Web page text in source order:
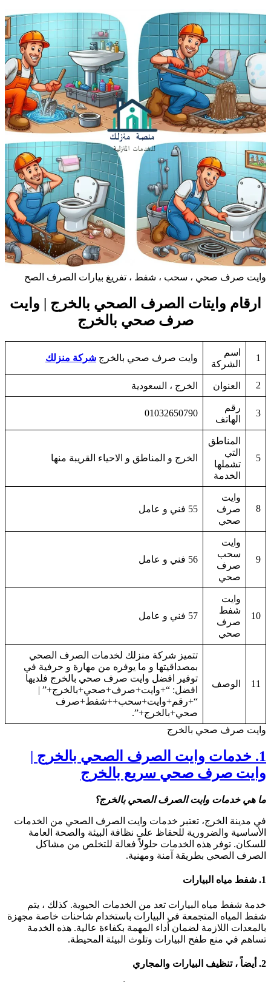
صرف صحي ، سحب ، شفط ، تفريغ بيارات الصرف الصح
ارقام وايتات الصرف الصحي بالخرج | وايت
صرف صحي بالخرج
اسم
الشركة
وايت صرف صحي بالخرجشركة منزلك
العنوان الخرج ، السعودية
رقم
الهاتف
01032650790
المناطق
التي
تشملها
الخدمة
الخرج و المناطق و الاحياء القريبة منها
وايت
صرف
صحي
55 فني و عامل
وايت
سحب
صرف
صحي
56 فني و عامل
10
وايت
شفط
صرف
صحي
57 فني و عامل
11 الوصف
تتميز شركة منزلك لخدمات الصرف الصحي
بمصداقيتها و ما يوفره من مهارة و حرفية في
توفير افضل وايت صرف صحي بالخرج فلديها
افضل: “+وايت+صرف+صحي+بالخرج+” |
“+رقم+وايت+سحب++شفط+صرف
صحي+بالخرج+”.
صرف صحي بالخرج
1. خدمات وايت الصرف الصحي بالخرج |
صرف صحي سريع بالخرج
هيخدمات وايت الصرف الصحي بالخرج؟
مدينة الخرج، تعتبر خدمات وايت الصرف الصحي من الخدمات
والضرورية للحفاظ على نظافة البيئة والصحة العامة
توفر هذه الخدمات حلولاً فعالة للتخلص من مشاكل
الصحي بطريقة آمنة ومهنية.
شفط مياه البيارات
شفط مياه البيارات تعد من الخدمات الحيوية. كذلك ، يتم
المياه المتجمعة في البيارات باستخدام شاحنات خاصة مجهزة
اللازمة لضمان أداء المهمة بكفاءة عالية. هذه الخدمة
في منع طفح البيارات وتلوث البيئة المحيطة.
أيضاً ، تنظيف البيارات والمجاري